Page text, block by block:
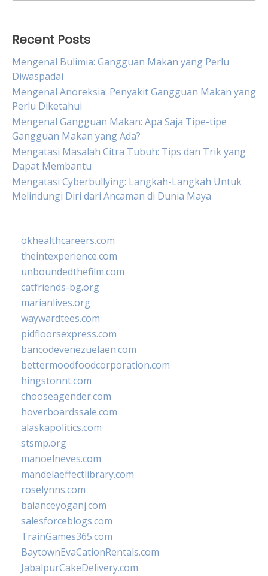
Recent Posts
Mengenal Bulimia: Gangguan Makan yang Perlu
Diwaspadai
Mengenal Anoreksia: Penyakit Gangguan Makan yang
Perlu Diketahui
Mengenal Gangguan Makan: Apa Saja Tipe-tipe
Gangguan Makan yang Ada?
Mengatasi Masalah Citra Tubuh: Tips dan Trik yang
Dapat Membantu
Mengatasi Cyberbullying: Langkah-Langkah Untuk
Melindungi Diri dari Ancaman di Dunia Maya
okhealthcareers.com
theintexperience.com
unboundedthefilm.com
catfriends-bg.org
marianlives.org
waywardtees.com
pidfloorsexpress.com
bancodevenezuelaen.com
bettermoodfoodcorporation.com
hingstonnt.com
chooseagender.com
hoverboardssale.com
alaskapolitics.com
stsmp.org
manoelneves.com
mandelaeffectlibrary.com
roselynns.com
balanceyoganj.com
salesforceblogs.com
TrainGames365.com
BaytownEvaCationRentals.com
JabalpurCakeDelivery.com